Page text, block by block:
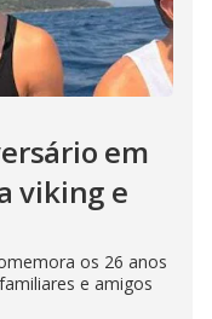
em
viking e
os 26 anos
e amigos